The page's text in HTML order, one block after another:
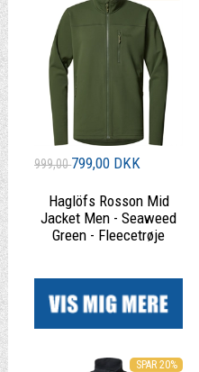
999,00799,00 DKK
Haglöfs Rosson Mid
Jacket Men - Seaweed
Green - Fleecetrøje
SPAR 20%